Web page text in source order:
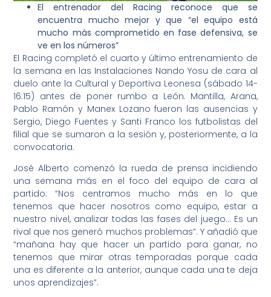
El entrenador del Racing reconoce que se
encuentra mucho mejor y que “el equipo está
mucho más comprometido en fase defensiva, se
ve en los números”
El Racing completó el cuarto y último entrenamiento de
la semana en las Instalaciones Nando Yosu de cara al
duelo ante la Cultural y Deportiva Leonesa (sábado 14-
16:15) antes de poner rumbo a León. Mantilla, Arana,
Pablo Ramón y Manex Lozano fueron las ausencias y
Sergio, Diego Fuentes y Santi Franco los futbolistas del
filial que se sumaron a la sesión y, posteriormente, a la
convocatoria.
José Alberto comenzó la rueda de prensa incidiendo
una semana más en el foco del equipo de cara al
partido: “Nos centramos mucho más en lo que
tenemos que hacer nosotros como equipo, estar a
nuestro nivel, analizar todas las fases del juego… Es un
rival que nos generó muchos problemas”. Y añadió que
“mañana hay que hacer un partido para ganar, no
tenemos que mirar otras temporadas porque cada
una es diferente a la anterior, aunque cada una te deja
unos aprendizajes”.